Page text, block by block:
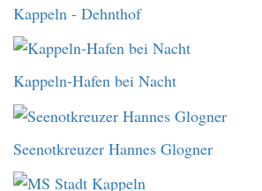
Kappeln - Dehnthof
Kappeln-Hafen bei Nacht
Seenotkreuzer Hannes Glogner